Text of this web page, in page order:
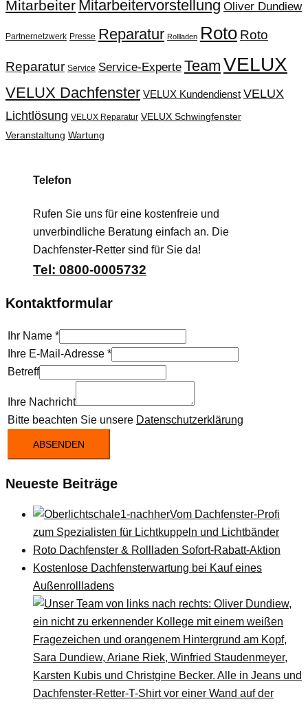
Mitarbeiter Mitarbeitervorstellung Oliver Dundiew
Partnernetzwerk Presse Reparatur Rollladen Roto Roto
Reparatur Service Service-Experte Team VELUX
VELUX Dachfenster VELUX Kundendienst VELUX
Lichtlösung VELUX Reparatur VELUX Schwingfenster
Veranstaltung Wartung
Telefon
Rufen Sie uns für eine kostenfreie und
unverbindliche Beratung einfach an. Die
Dachfenster-Retter sind für Sie da!
Tel: 0800-0005732
Kontaktformular
Ihr Name *
Ihre E-Mail-Adresse *
Betreff
Ihre Nachricht
Bitte beachten Sie unsere Datenschutzerklärung
ABSENDEN
Neueste Beiträge
Vom Dachfenster-Profi
zum Spezialisten für Lichtkuppeln und Lichtbänder
Roto Dachfenster & Rollladen Sofort-Rabatt-Aktion
Kostenlose Dachfensterwartung bei Kauf eines
Außenrollladens